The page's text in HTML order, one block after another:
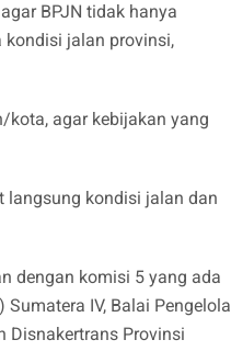
BPJN tidak hanya
jalan provinsi,
kota, agar kebijakan yang
langsung kondisi jalan dan
dengan komisi 5 yang ada
IV, Balai Pengelola
Disnakertrans Provinsi